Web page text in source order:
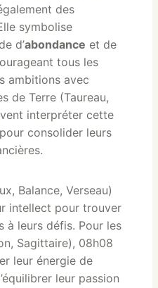
des
symbolise
d’abondance et de
tous les
ambitions avec
de Terre (Taureau,
interpréter cette
consolider leurs
Balance, Verseau)
intellect pour trouver
à leurs défis. Pour les
Sagittaire), 08h08
leur énergie de
leur passion